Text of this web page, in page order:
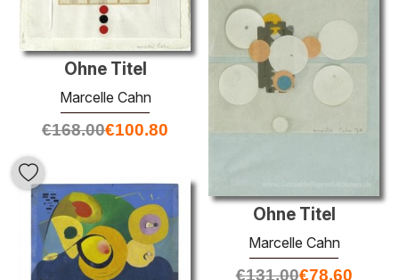
Ohne Titel
Marcelle Cahn
€168.00€100.80
Ohne Titel
Marcelle Cahn
€131.00€78.60